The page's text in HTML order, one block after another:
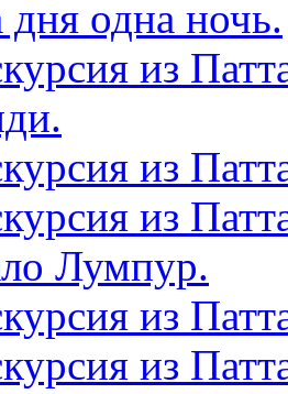
дня одна ночь.
из
из
из
Лумпур.
из
из